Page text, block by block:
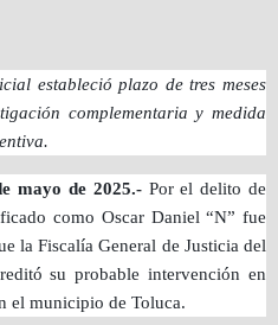
estableció plazo de tres meses
complementaria y medida
mayo de 2025.-Por el delito de
como Oscar Daniel “N” fue
la Fiscalía General de Justicia del
su probable intervención en
el municipio de Toluca.